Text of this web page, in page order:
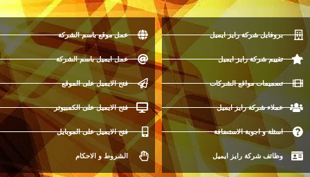
بروفايل شركة رايز ايميل
تقييم شركة رايز ايميل
تصميمات مواقع الشركات
عملاء شركة رايز ايميل
اسئلة و اجوبة الاستضافة
وظائف شركة رايز ايميل
عمل موقع باسم الشركة
عمل ايميل باسم الشركة
فتح الايميل على الموقع
فتح الايميل على الكمبيوتر
فتح الايميل على الموبايل
الشروط و الاحكام